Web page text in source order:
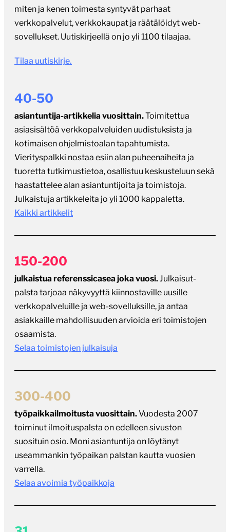
miten ja kenen toimesta syntyvät parhaat
verkkopalvelut, verkkokaupat ja räätälöidyt web-
sovellukset. Uutiskirjeellä on jo yli 1100 tilaajaa.
Tilaa uutiskirje.
40-50
asiantuntija-artikkelia vuosittain.Toimitettua
asiasisältöä verkkopalveluiden uudistuksista ja
kotimaisen ohjelmistoalan tapahtumista.
Vierityspalkki nostaa esiin alan puheenaiheita ja
tuoretta tutkimustietoa, osallistuu keskusteluun sekä
haastattelee alan asiantuntijoita ja toimistoja.
Julkaistuja artikkeleita jo yli 1000 kappaletta.
Kaikki artikkelit
150-200
julkaistua referenssicasea joka vuosi.Julkaisut-
palsta tarjoaa näkyvyyttä kiinnostaville uusille
verkkopalveluille ja web-sovelluksille, ja antaa
asiakkaille mahdollisuuden arvioida eri toimistojen
osaamista.
Selaa toimistojen julkaisuja
300-400
työpaikkailmoitusta vuosittain.Vuodesta 2007
toiminut ilmoituspalsta on edelleen sivuston
suosituin osio. Moni asiantuntija on löytänyt
useammankin työpaikan palstan kautta vuosien
varrella.
Selaa avoimia työpaikkoja